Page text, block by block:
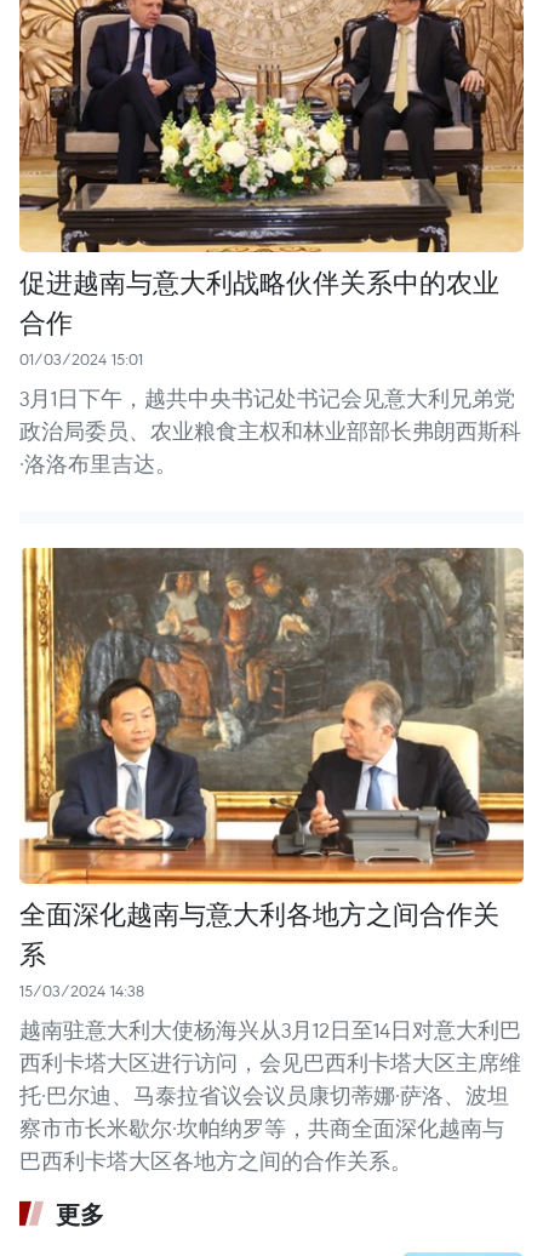
促进越南与意大利战略伙伴关系中的农业
合作
01/03/2024 15:01
3月1日下午，越共中央书记处书记会见意大利兄弟党
政治局委员、农业粮食主权和林业部部长弗朗西斯科
·洛洛布里吉达。
全面深化越南与意大利各地方之间合作关
系
15/03/2024 14:38
越南驻意大利大使杨海兴从3月12日至14日对意大利巴
西利卡塔大区进行访问，会见巴西利卡塔大区主席维
托·巴尔迪、马泰拉省议会议员康切蒂娜·萨洛、波坦
察市市长米歇尔·坎帕纳罗等，共商全面深化越南与
巴西利卡塔大区各地方之间的合作关系。
更多